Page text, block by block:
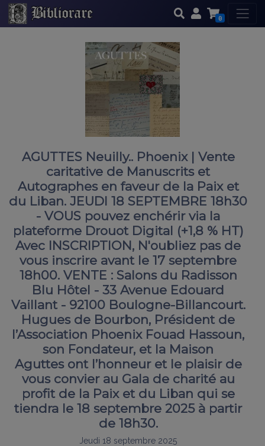
0
AGUTTES Neuilly.. Phoenix | Vente
caritative de Manuscrits et
Autographes en faveur de la Paix et
du Liban. JEUDI 18 SEPTEMBRE 18h30
- VOUS pouvez enchérir via la
plateforme Drouot Digital (+1,8 % HT)
Avec INSCRIPTION, N'oubliez pas de
vous inscrire avant le 17 septembre
18h00. VENTE : Salons du Radisson
Blu Hôtel - 33 Avenue Edouard
Vaillant - 92100 Boulogne-Billancourt.
Hugues de Bourbon, Président de
l’Association Phoenix Fouad Hassoun,
son Fondateur, et la Maison
Aguttes ont l’honneur et le plaisir de
vous convier au Gala de charité au
profit de la Paix et du Liban qui se
tiendra le 18 septembre 2025 à partir
de 18h30.
Jeudi 18 septembre 2025